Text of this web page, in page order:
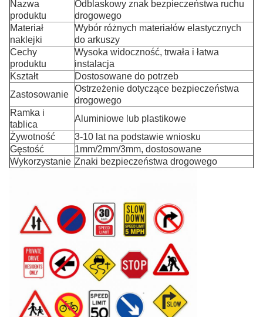
Nazwa
produktu
Odblaskowy znak bezpieczeństwa ruchu
drogowego
Materiał
naklejki
Wybór różnych materiałów elastycznych
do arkuszy
Cechy
produktu
Wysoka widoczność, trwała i łatwa
instalacja
Kształt
Dostosowane do potrzeb
Zastosowanie
Ostrzeżenie dotyczące bezpieczeństwa
drogowego
Ramka i
tablica
Aluminiowe lub plastikowe
Żywotność
3-10 lat na podstawie wniosku
Gęstość
1mm/2mm/3mm, dostosowane
Wykorzystanie Znaki bezpieczeństwa drogowego